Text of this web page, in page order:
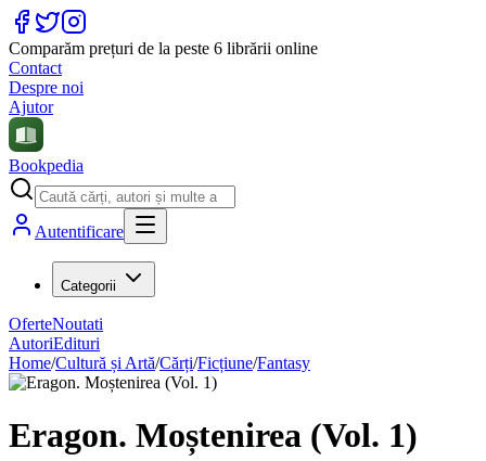
Comparăm prețuri de la peste 6 librării online
Contact
Despre noi
Ajutor
Bookpedia
Autentificare
Categorii
OferteNoutati
AutoriEdituri
Home/Cultură și Artă/Cărți/Ficțiune/Fantasy
Eragon. Moștenirea (Vol. 1)